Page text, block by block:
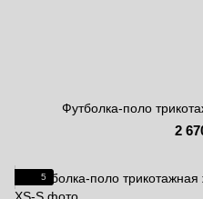
Футболка-поло
2
5